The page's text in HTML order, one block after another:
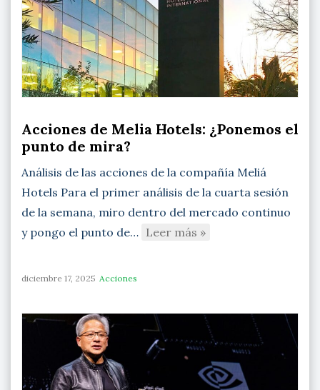
Acciones de Melia Hotels: ¿Ponemos el
punto de mira?
Análisis de las acciones de la compañía Meliá
Hotels Para el primer análisis de la cuarta sesión
de la semana, miro dentro del mercado continuo
y pongo el punto de… Leer más »
diciembre 17, 2025 Acciones